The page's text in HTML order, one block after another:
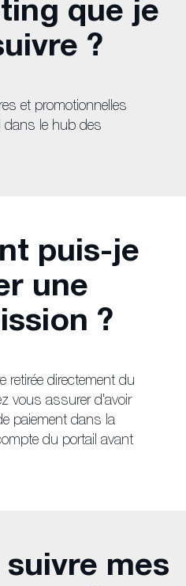
que je
?
et promotionnelles
dans le hub des
puis-je
une
?
retirée directement du
vous assurer d'avoir
paiement dans la
du portail avant
mes